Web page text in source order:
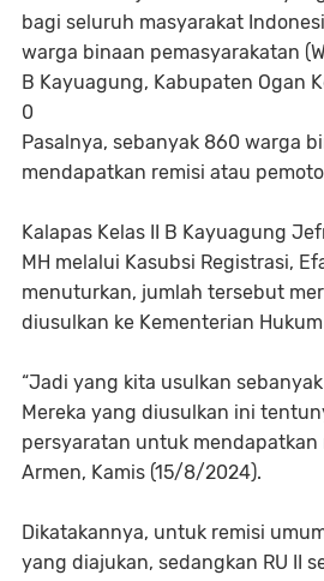
bagi seluruh masyarakat
warga binaan pemasyarakatan
B Kayuagung, Kabupaten Ogan
0
Pasalnya, sebanyak 860 warga
mendapatkan remisi atau
Kalapas Kelas II B Kayuagung
MH melalui Kasubsi Registrasi,
menuturkan, jumlah tersebut
diusulkan ke Kementerian Hukum
“Jadi yang kita usulkan
Mereka yang diusulkan ini
persyaratan untuk mendapatkan
Armen, Kamis (15/8/2024).
Dikatakannya, untuk remisi
yang diajukan, sedangkan RU II